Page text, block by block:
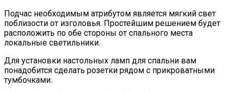
Подчас необходимым атрибутом является мягкий свет
поблизости от изголовья. Простейшим решением будет
расположить по обе стороны от спального места
локальные светильники.
Для установки настольных ламп для спальни вам
понадобится сделать розетки рядом с прикроватными
тумбочками.